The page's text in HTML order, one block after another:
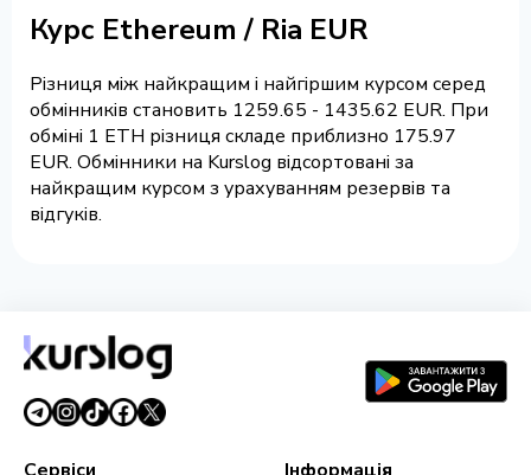
Курс Ethereum / Ria EUR
Різниця між найкращим і найгіршим курсом серед
обмінників становить 1259.65 - 1435.62 EUR. При
обміні 1 ETH різниця складе приблизно 175.97
EUR. Обмінники на Kurslog відсортовані за
найкращим курсом з урахуванням резервів та
відгуків.